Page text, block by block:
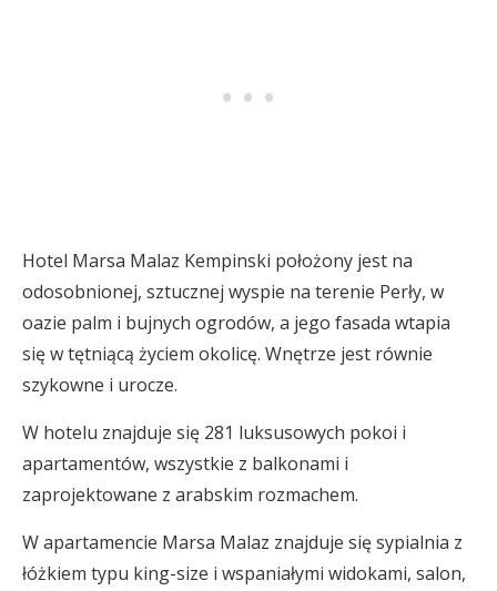
Hotel Marsa Malaz Kempinski położony jest na
odosobnionej, sztucznej wyspie na terenie Perły, w
oazie palm i bujnych ogrodów, a jego fasada wtapia
się w tętniącą życiem okolicę. Wnętrze jest równie
szykowne i urocze.
W hotelu znajduje się 281 luksusowych pokoi i
apartamentów, wszystkie z balkonami i
zaprojektowane z arabskim rozmachem.
W apartamencie Marsa Malaz znajduje się sypialnia z
łóżkiem typu king-size i wspaniałymi widokami, salon,